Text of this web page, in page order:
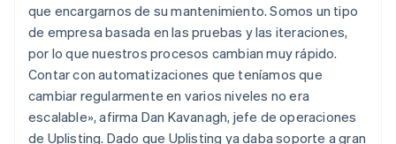
que encargarnos de su mantenimiento. Somos un tipo
de empresa basada en las pruebas y las iteraciones,
por lo que nuestros procesos cambian muy rápido.
Contar con automatizaciones que teníamos que
cambiar regularmente en varios niveles no era
escalable», afirma Dan Kavanagh, jefe de operaciones
de Uplisting. Dado que Uplisting ya daba soporte a gran